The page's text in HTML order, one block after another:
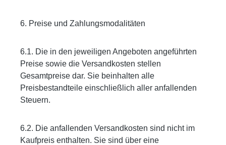
6. Preise und Zahlungsmodalitäten
6.1. Die in den jeweiligen Angeboten angeführten
Preise sowie die Versandkosten stellen
Gesamtpreise dar. Sie beinhalten alle
Preisbestandteile einschließlich aller anfallenden
Steuern.
6.2. Die anfallenden Versandkosten sind nicht im
Kaufpreis enthalten. Sie sind über eine